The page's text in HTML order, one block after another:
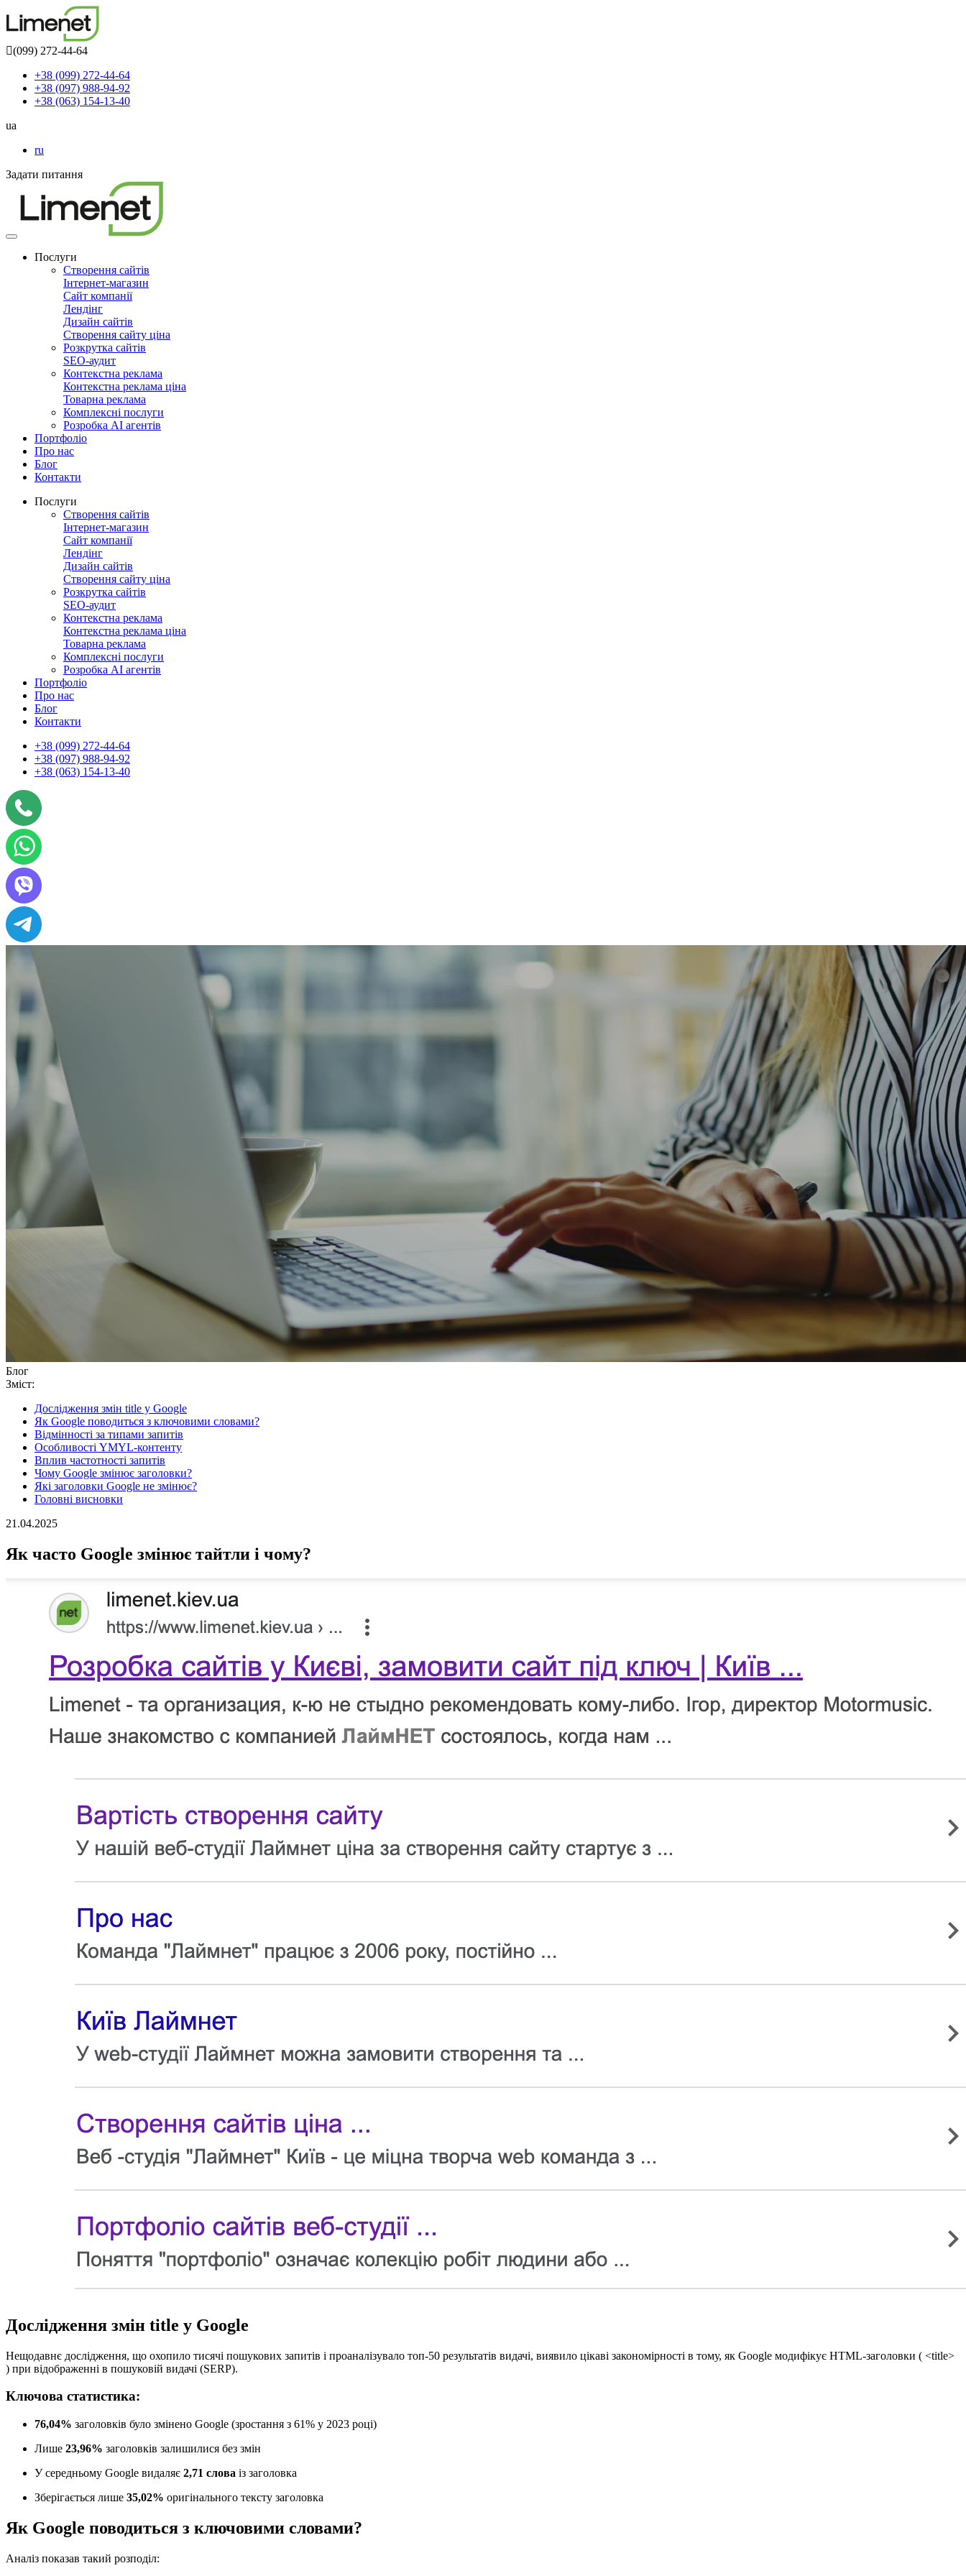
(099) 272-44-64
+38 (099) 272-44-64
+38 (097) 988-94-92
+38 (063) 154-13-40
ua
ru
Задати питання
Toggle
navigationПослуги
Створення сайтів
Інтернет-магазин
Сайт компанії
Лендінг
Дизайн сайтів
Створення сайту ціна
Розкрутка сайтів
SEO-аудит
Контекстна реклама
Контекстна реклама ціна
Товарна реклама
Комплексні послуги
Розробка АІ агентів
Портфоліо
Про нас
Блог
Контакти
Послуги
Створення сайтів
Інтернет-магазин
Сайт компанії
Лендінг
Дизайн сайтів
Створення сайту ціна
Розкрутка сайтів
SEO-аудит
Контекстна реклама
Контекстна реклама ціна
Товарна реклама
Комплексні послуги
Розробка АІ агентів
Портфоліо
Про нас
Блог
Контакти
+38 (099) 272-44-64
+38 (097) 988-94-92
+38 (063) 154-13-40
Блог
Зміст:
Дослідження змін title у Google
Як Google поводиться з ключовими словами?
Відмінності за типами запитів
Особливості YMYL-контенту
Вплив частотності запитів
Чому Google змінює заголовки?
Які заголовки Google не змінює?
Головні висновки
21.04.2025
Як часто Google змінює тайтли і чому?
Дослідження змін title у Google
Нещодавнє дослідження, що охопило тисячі пошукових запитів і проаналізувало топ-50 результатів видачі, виявило цікаві закономірності в тому, як Google модифікує HTML-заголовки ( <title>
) при відображенні в пошуковій видачі (SERP).
Ключова статистика:
76,04% заголовків було змінено Google (зростання з 61% у 2023 році)
Лише 23,96% заголовків залишилися без змін
У середньому Google видаляє 2,71 слова із заголовка
Зберігається лише 35,02% оригінального тексту заголовка
Як Google поводиться з ключовими словами?
Аналіз показав такий розподіл: